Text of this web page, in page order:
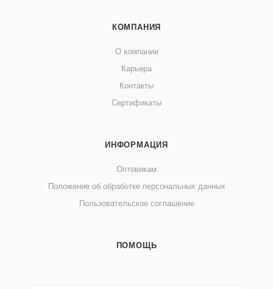
КОМПАНИЯ
О компании
Карьера
Контакты
Сертификаты
ИНФОРМАЦИЯ
Оптовикам
Положение об обработке персональных данных
Пользовательское соглашение
ПОМОЩЬ